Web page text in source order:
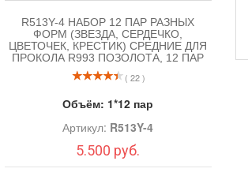
R513Y-4 НАБОР 12 ПАР РАЗНЫХ
ФОРМ (ЗВЕЗДА, СЕРДЕЧКО,
ЦВЕТОЧЕК, КРЕСТИК) СРЕДНИЕ ДЛЯ
ПРОКОЛА R993 ПОЗОЛОТА, 12 ПАР
( 22 )
Объём: 1*12 пар
Артикул: R513Y-4
5.500 руб.